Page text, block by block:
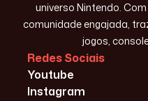
universo Nintendo.
comunidade engajada,
jogos,
Redes Sociais
Youtube
Instagram